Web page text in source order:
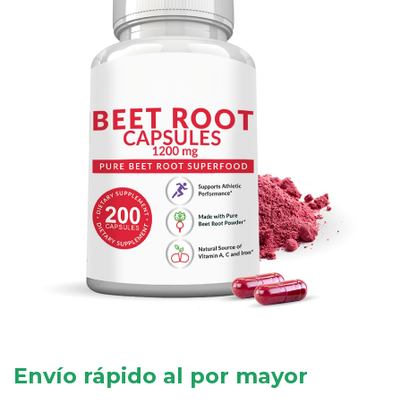
Envío rápido al por mayor